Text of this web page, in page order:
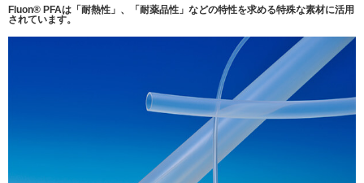
Fluon® PFAは「耐熱性」、「耐薬品性」などの特性を求める特殊な素材に活用
されています。